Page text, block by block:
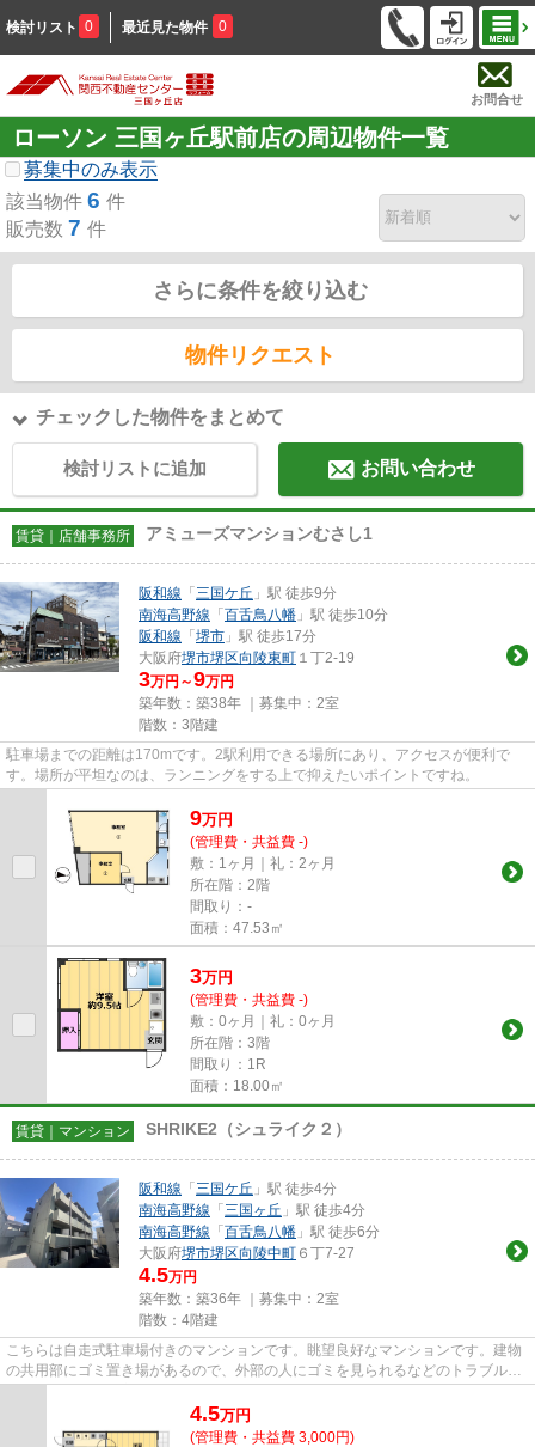
検討リスト 0 最近見た物件 0
お問合せ
ローソン 三国ヶ丘駅前店の周辺物件一覧
募集中のみ表示
該当物件 6 件
販売数 7 件
さらに条件を絞り込む
物件リクエスト
チェックした物件をまとめて
検討リストに追加 お問い合わせ
賃貸｜店舗事務所 アミューズマンションむさし1
阪和線 「 三国ケ丘 」駅 徒歩9分
南海高野線 「 百舌鳥八幡 」駅 徒歩10分
阪和線 「 堺市 」駅 徒歩17分
大阪府堺市堺区向陵東町 １丁2-19
3万円～9万円
築年数：築38年 ｜募集中： 2室
階数：3階建
駐車場までの距離は170mです。2駅利用できる場所にあり、アクセスが便利で
す。場所が平坦なのは、ランニングをする上で抑えたいポイントですね。
9万円
(管理費・共益費 -)
敷：1ヶ月｜礼：2ヶ月
所在階：2階
間取り：-
面積：47.53㎡
3万円
(管理費・共益費 -)
敷：0ヶ月｜礼：0ヶ月
所在階：3階
間取り：1R
面積：18.00㎡
賃貸｜マンション SHRIKE2（シュライク２）
阪和線 「 三国ケ丘 」駅 徒歩4分
南海高野線 「 三国ヶ丘 」駅 徒歩4分
南海高野線 「 百舌鳥八幡 」駅 徒歩6分
大阪府堺市堺区向陵中町 ６丁7-27
4.5万円
築年数：築36年 ｜募集中： 2室
階数：4階建
こちらは自走式駐車場付きのマンションです。眺望良好なマンションです。建物
の共用部にゴミ置き場があるので、外部の人にゴミを見られるなどのトラブルも
4.5万円
(管理費・共益費 3,000円)